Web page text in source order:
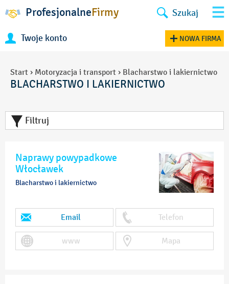
ProfesjonalneFirmy Szukaj
Twoje konto NOWA FIRMA
Start › Motoryzacja i transport › Blacharstwo i lakiernictwo
BLACHARSTWO I LAKIERNICTWO
Filtruj
Naprawy powypadkowe
Włocławek
Blacharstwo i lakiernictwo
Email Telefon
www Mapa